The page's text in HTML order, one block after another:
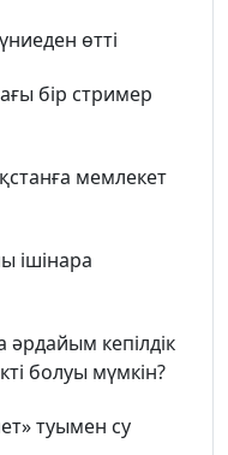
өтті
бір стример
мемлекет
ішінара
әрдайым кепілдік
болуы мүмкін?
туымен су